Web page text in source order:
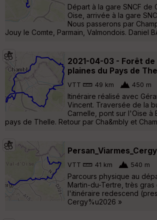
Départ à la gare SNCF de
Oise, arrivée à la gare
Nous passerons par
Jouy le Comte, Parmain, Valmondois. Daniel
2021-04-03 - Forêt
plaines du Pays de
VTT 49 km 450 m
Itinéraire réalisé avec
Vincent. Traversée de la
Carnelle, pont sur l'Oise à
pays de Thelle. Retour par Cha&mbly et
Persan_Viarmes_Cergy
VTT 41 km 540 m
Parcours physique au
Martin-du-Tertre, très gras
l'itinéraire redescend
Cergy%u2026 »